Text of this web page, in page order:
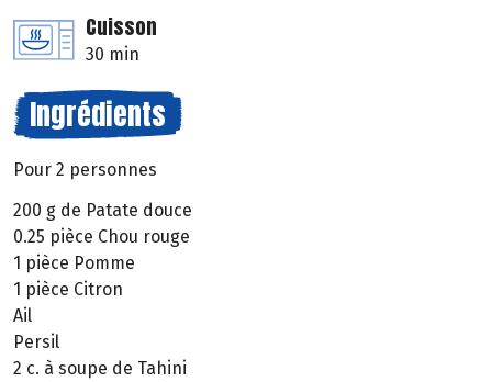
Cuisson
30 min
Ingrédients
Pour 2 personnes
200 g de Patate douce
0.25 pièce Chou rouge
1 pièce Pomme
1 pièce Citron
Ail
Persil
2 c. à soupe de Tahini